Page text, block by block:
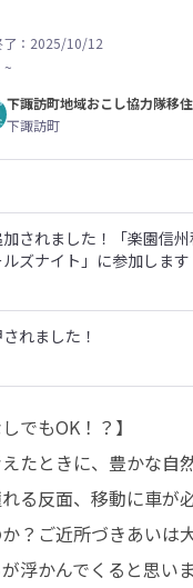
了：2025/10/12
~
下諏訪町地域おこし協力隊移
下諏訪町
されました！「楽園信
ズナイト」に参加します
れました！
でもOK！？】
たときに、豊かな自
る反面、移動に車が
？ご近所づきあいは
浮かんでくると思いま